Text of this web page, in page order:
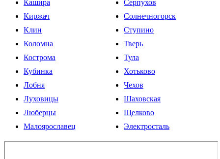
Кашира
Киржач
Клин
Коломна
Кострома
Кубинка
Лобня
Луховицы
Люберцы
Малоярославец
Серпухов
Солнечногорск
Ступино
Тверь
Тула
Хотьково
Чехов
Шаховская
Щелково
Электросталь